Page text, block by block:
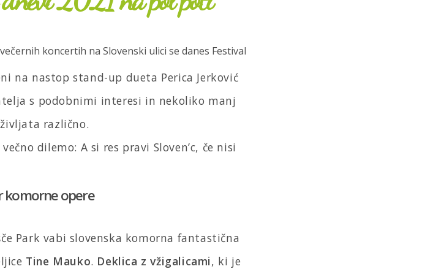
koncertih na Slovenski ulici se danes Festival
na nastop stand-up dueta Perica Jerković
s podobnimi interesi in nekoliko manj
različno.
dilemo: A si res pravi Sloven’c, če nisi
komorne opere
Park vabi slovenska komorna fantastična
Tine Mauko. Deklica z vžigalicami, ki je